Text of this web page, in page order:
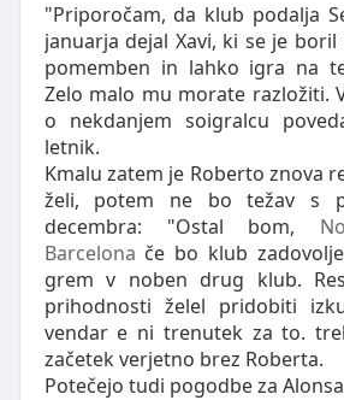
"Priporočam, da klub podalja
januarja dejal Xavi, ki se je boril
pomemben in lahko igra na
Zelo malo mu morate razložiti.
o nekdanjem soigralcu
letnik.
Kmalu zatem je Roberto znova
želi, potem ne bo težav s
decembra: "Ostal bom,
Barcelona če bo klub
grem v noben drug klub.
prihodnosti želel pridobiti
vendar e ni trenutek za to.
začetek verjetno brez Roberta.
Potečejo tudi pogodbe za